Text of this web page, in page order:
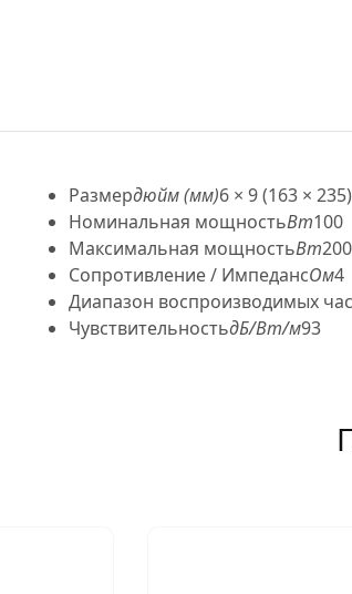
Размердюйм (мм)6 × 9 (163 × 235)
Номинальная мощностьВт100
Максимальная мощностьВт200
Сопротивление / ИмпедансОм4
Диапазон воспроизводимых
ЧувствительностьдБ/Вт/м93